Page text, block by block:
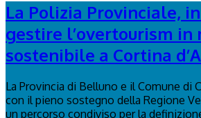
La Polizia Provinciale,
gestire l’overtourism in
sostenibile a Cortina
La Provincia di Belluno e il Comune di
con il pieno sostegno della Regione
un percorso condiviso per la